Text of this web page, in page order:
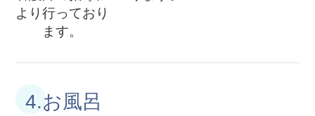
より行っており
ます。
4.お風呂